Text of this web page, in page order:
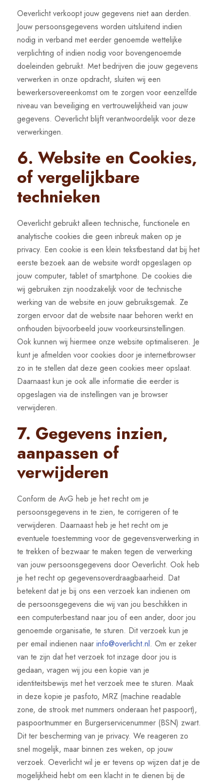
Oeverlicht verkoopt jouw gegevens niet aan derden.
Jouw persoonsgegevens worden uitsluitend indien
nodig in verband met eerder genoemde wettelijke
verplichting of indien nodig voor bovengenoemde
doeleinden gebruikt. Met bedrijven die jouw gegevens
verwerken in onze opdracht, sluiten wij een
bewerkersovereenkomst om te zorgen voor eenzelfde
niveau van beveiliging en vertrouwelijkheid van jouw
gegevens. Oeverlicht blijft verantwoordelijk voor deze
verwerkingen.
6. Website en Cookies,
of vergelijkbare
technieken
Oeverlicht gebruikt alleen technische, functionele en
analytische cookies die geen inbreuk maken op je
privacy. Een cookie is een klein tekstbestand dat bij het
eerste bezoek aan de website wordt opgeslagen op
jouw computer, tablet of smartphone. De cookies die
wij gebruiken zijn noodzakelijk voor de technische
werking van de website en jouw gebruiksgemak. Ze
zorgen ervoor dat de website naar behoren werkt en
onthouden bijvoorbeeld jouw voorkeursinstellingen.
Ook kunnen wij hiermee onze website optimaliseren. Je
kunt je afmelden voor cookies door je internetbrowser
zo in te stellen dat deze geen cookies meer opslaat.
Daarnaast kun je ook alle informatie die eerder is
opgeslagen via de instellingen van je browser
verwijderen.
7. Gegevens inzien,
aanpassen of
verwijderen
Conform de AvG heb je het recht om je
persoonsgegevens in te zien, te corrigeren of te
verwijderen. Daarnaast heb je het recht om je
eventuele toestemming voor de gegevensverwerking in
te trekken of bezwaar te maken tegen de verwerking
van jouw persoonsgegevens door Oeverlicht. Ook heb
je het recht op gegevensoverdraagbaarheid. Dat
betekent dat je bij ons een verzoek kan indienen om
de persoonsgegevens die wij van jou beschikken in
een computerbestand naar jou of een ander, door jou
genoemde organisatie, te sturen. Dit verzoek kun je
per email indienen naar info@overlicht.nl. Om er zeker
van te zijn dat het verzoek tot inzage door jou is
gedaan, vragen wij jou een kopie van je
identiteitsbewijs met het verzoek mee te sturen. Maak
in deze kopie je pasfoto, MRZ (machine readable
zone, de strook met nummers onderaan het paspoort),
paspoortnummer en Burgerservicenummer (BSN) zwart.
Dit ter bescherming van je privacy. We reageren zo
snel mogelijk, maar binnen zes weken, op jouw
verzoek. Oeverlicht wil je er tevens op wijzen dat je de
mogelijkheid hebt om een klacht in te dienen bij de